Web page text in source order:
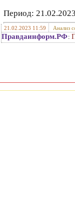
Период: 21.02.2023
21.02.2023 11:59 Анализ
Правдаинформ.РФ: